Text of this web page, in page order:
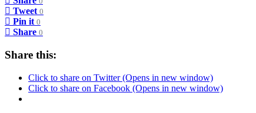
Tweet 0
Pin it 0
Share 0
Share this:
Click to share on Twitter (Opens in new window)
Click to share on Facebook (Opens in new window)